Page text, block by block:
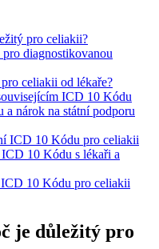
‍pro ⁤celiakii?
diagnostikovanou
celiakii ​od lékaře?
ICD 10 Kódu
nárok⁢ na státní podporu
ICD 10 Kódu ⁢pro celiakii
10 Kódu⁣ s lékaři a
10 ⁢Kódu⁢ pro celiakii
je důležitý ‍pro